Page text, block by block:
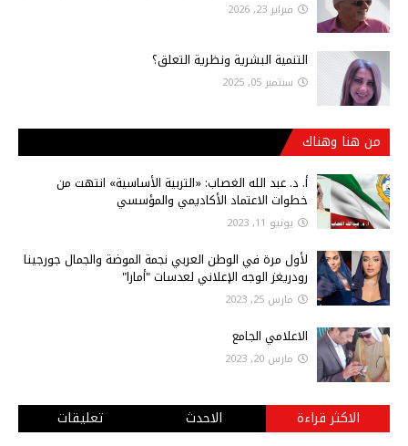
فبراير 23, 2026
التنمية البشرية ونظرية التعلق؟
سبتمبر 05, 2025
من هنا وهناك
أ‌. د. عبد الله الغصاب: «التربية الأساسية» انتهت من
خطوات الاعتماد الأكاديمي والمؤسسي
يونيو 11, 2023
لأول مرة في الوطن العربي نجمة الموضة والجمال جورجينا
رودريغز الوجه الإعلاني لعدسات "أمارا"
مارس 25, 2023
الاعلامي الجامع
مارس 20, 2023
الاكثر قراءة الاحدث تعليقات